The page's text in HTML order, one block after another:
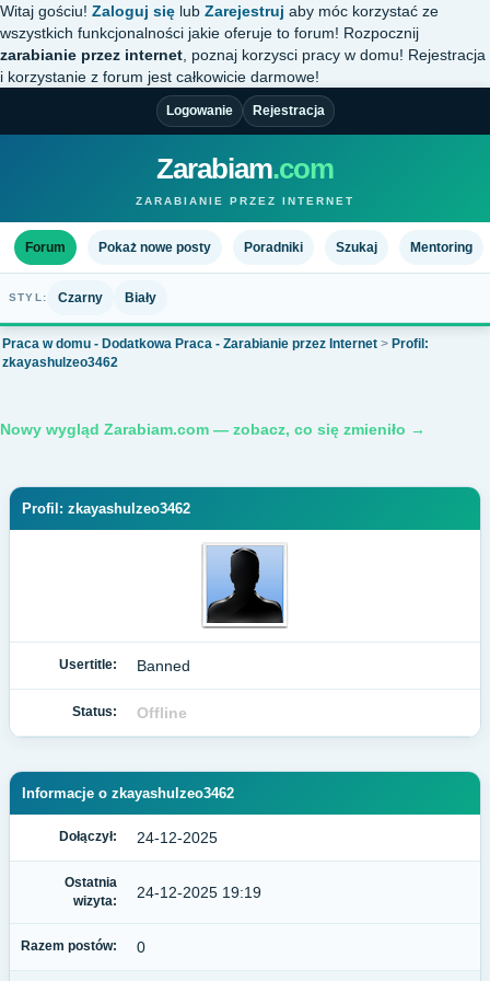
Witaj gościu! Zaloguj się lub Zarejestruj aby móc korzystać ze
wszystkich funkcjonalności jakie oferuje to forum! Rozpocznij
zarabianie przez internet , poznaj korzysci pracy w domu! Rejestracja
i korzystanie z forum jest całkowicie darmowe!
Logowanie Rejestracja
Zarabiam.com
ZARABIANIE PRZEZ INTERNET
Forum Pokaż nowe posty Poradniki Szukaj Mentoring
STYL: Czarny Biały
Praca w domu - Dodatkowa Praca - Zarabianie przez Internet > Profil:
zkayashulzeo3462
Nowy wygląd Zarabiam.com — zobacz, co się zmieniło →
Profil: zkayashulzeo3462
Usertitle: Banned
Status: Offline
Informacje o zkayashulzeo3462
Dołączył: 24-12-2025
Ostatnia
wizyta:
24-12-2025 19:19
Razem postów: 0